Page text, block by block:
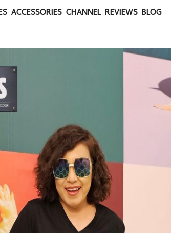
ACCESSORIES CHANNEL REVIEWS BLOG